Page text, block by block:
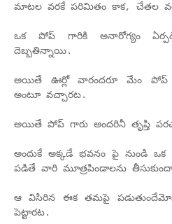
మాటల వరకే పరిమితం కాక, చేతల
ఒక పోప్ గారికి అనారోగ్యం
దెబ్బతిన్నాయి.
అయితే ఊర్లో వారందరూ మేం పోప్
అంటూ వచ్చారట.
అయితే పోప్ గారు అందరినీ తృప్తి
అందుకే అక్కడే భవనం పై నుండి
పడితే వారి మూత్రపిండాలను
ఆ విసిరిన ఈక తమపై
పెట్టారట.